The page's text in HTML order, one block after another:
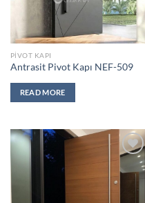
PIVOT KAPI
Antrasit Pivot Kapı NEF-509
READ MORE
Add to